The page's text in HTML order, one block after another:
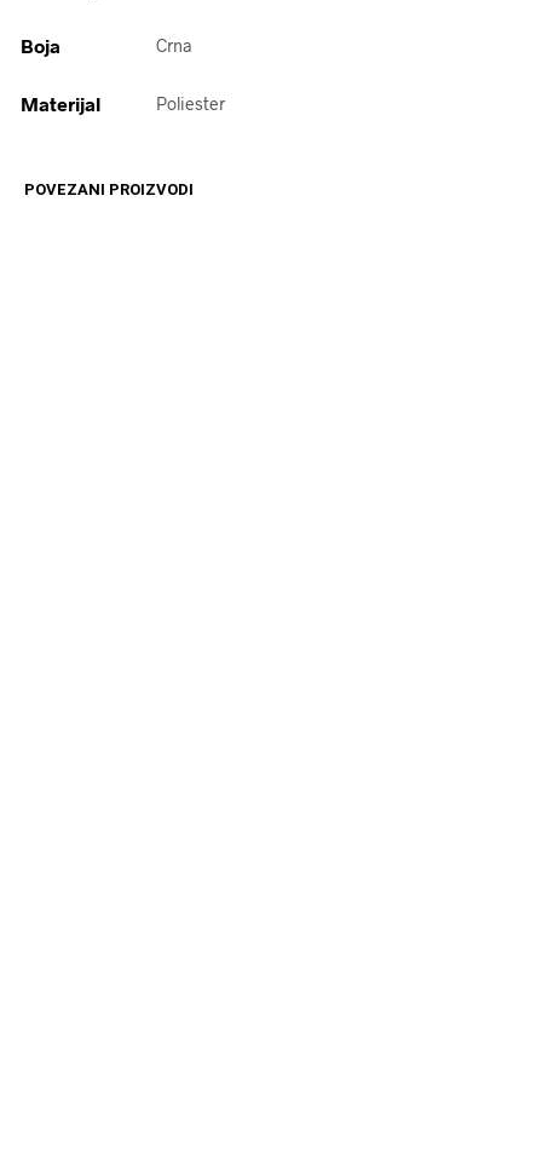
Boja Crna
Materijal Poliester
POVEZANI PROIZVODI